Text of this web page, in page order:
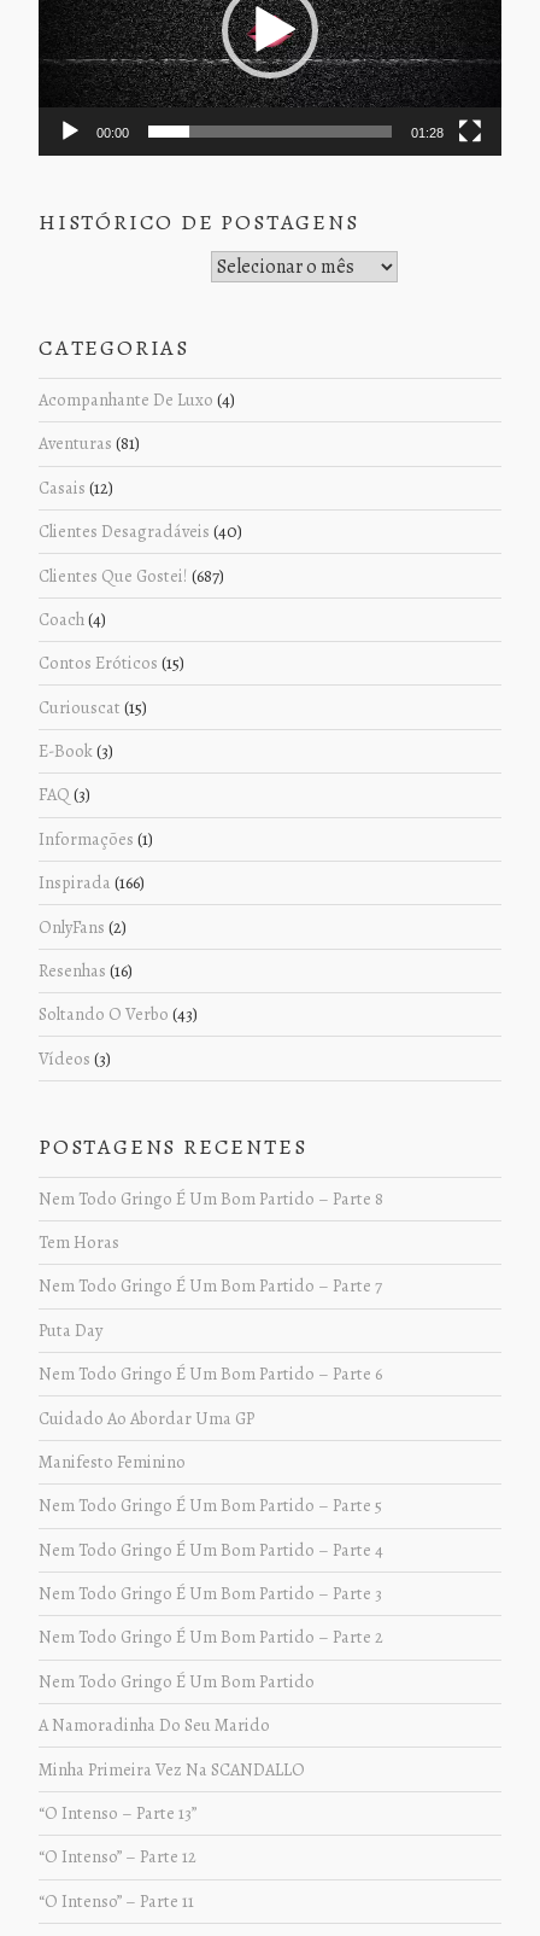
00:00 01:28
HISTÓRICO DE POSTAGENS
CATEGORIAS
Acompanhante De Luxo (4)
Aventuras (81)
Casais (12)
Clientes Desagradáveis (40)
Clientes Que Gostei! (687)
Coach(4)
Contos Eróticos (15)
Curiouscat (15)
E-Book(3)
FAQ (3)
Informações (1)
Inspirada (166)
OnlyFans (2)
Resenhas (16)
Soltando O Verbo (43)
Vídeos (3)
POSTAGENS RECENTES
Nem Todo Gringo É Um Bom Partido – Parte 8
Tem Horas
Nem Todo Gringo É Um Bom Partido – Parte 7
Puta Day
Nem Todo Gringo É Um Bom Partido – Parte 6
Cuidado Ao Abordar Uma GP
Manifesto Feminino
Nem Todo Gringo É Um Bom Partido – Parte 5
Nem Todo Gringo É Um Bom Partido – Parte 4
Nem Todo Gringo É Um Bom Partido – Parte 3
Nem Todo Gringo É Um Bom Partido – Parte 2
Nem Todo Gringo É Um Bom Partido
A Namoradinha Do Seu Marido
Minha Primeira Vez Na SCANDALLO
“O Intenso – Parte 13”
“O Intenso” – Parte 12
“O Intenso” – Parte 11